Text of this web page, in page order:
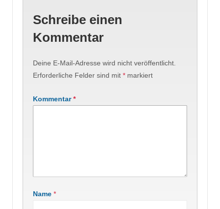
Schreibe einen
Kommentar
Deine E-Mail-Adresse wird nicht veröffentlicht.
Erforderliche Felder sind mit * markiert
Kommentar*
Name *